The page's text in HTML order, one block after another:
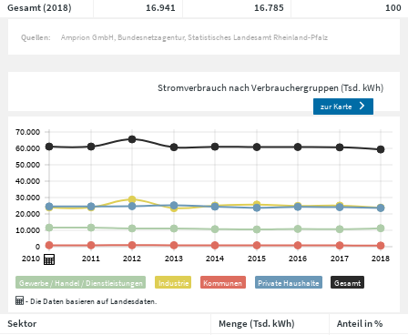
Gesamt (2018)
16.941 16.785 100
Quellen: Amprion GmbH Bundesnetzagentur Statistisches Landesamt Rheinland-Pfalz
Stromverbrauch nach Verbrauchergruppen (Tsd. kWh)
zur Karte
Gewerbe / Handel / Dienstleistungen Industrie Kommunen Private Haushalte
Gesamt
- Die Daten basieren auf Landesdaten.
Sektor Menge (Tsd. kWh)
Anteil in %